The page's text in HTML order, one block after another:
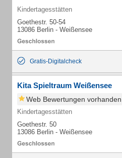
Kindertagesstätten
Goethestr. 50-54
13086 Berlin - Weißensee
Gratis-Digitalcheck
Kita Spieltraum Weißensee
Web Bewertungen vorhanden
Kindertagesstätten
Goethestr. 50
13086 Berlin - Weißensee